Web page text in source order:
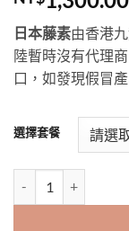
日本藤素由香港
陸暫時沒有代理
口，如發現假冒
選擇套餐